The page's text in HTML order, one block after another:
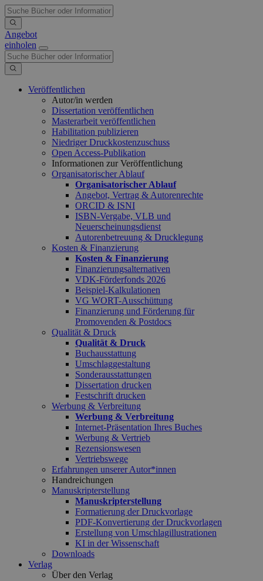
Angebot
einholen
Veröffentlichen
Autor/in werden
Dissertation veröffentlichen
Masterarbeit veröffentlichen
Habilitation publizieren
Niedriger Druckkostenzuschuss
Open Access-Publikation
Informationen zur Veröffentlichung
Organisatorischer Ablauf
Organisatorischer Ablauf
Angebot, Vertrag & Autorenrechte
ORCID & ISNI
ISBN-Vergabe, VLB und
Neuerscheinungsdienst
Autorenbetreuung & Drucklegung
Kosten & Finanzierung
Kosten & Finanzierung
Finanzierungsalternativen
VDK-Förderfonds 2026
Beispiel-Kalkulationen
VG WORT-Ausschüttung
Finanzierung und Förderung für
Promovenden & Postdocs
Qualität & Druck
Qualität & Druck
Buchausstattung
Umschlaggestaltung
Sonderausstattungen
Dissertation drucken
Festschrift drucken
Werbung & Verbreitung
Werbung & Verbreitung
Internet-Präsentation Ihres Buches
Werbung & Vertrieb
Rezensionswesen
Vertriebswege
Erfahrungen unserer Autor*innen
Handreichungen
Manuskripterstellung
Manuskripterstellung
Formatierung der Druckvorlage
PDF-Konvertierung der Druckvorlagen
Erstellung von Umschlagillustrationen
KI in der Wissenschaft
Downloads
Verlag
Über den Verlag